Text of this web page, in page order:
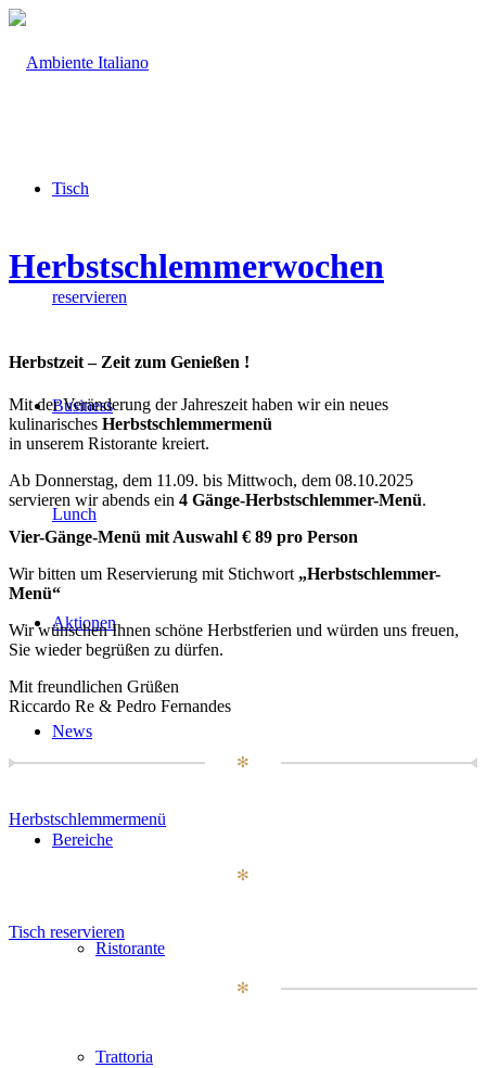
Tisch
reservieren
Business
Lunch
Aktionen
News
Bereiche
Ristorante
Trattoria
Herbstschlemmerwochen
Herbstzeit – Zeit zum Genießen !
Mit der Veränderung der Jahreszeit haben wir ein neues
kulinarisches Herbstschlemmermenü
in unserem Ristorante kreiert.
Ab Donnerstag, dem 11.09. bis Mittwoch, dem 08.10.2025
servieren wir abends ein 4 Gänge-Herbstschlemmer-Menü.
Vier-Gänge-Menü mit Auswahl € 89 pro Person
Wir bitten um Reservierung mit Stichwort „Herbstschlemmer-
Menü“
Wir wünschen Ihnen schöne Herbstferien und würden uns freuen,
Sie wieder begrüßen zu dürfen.
Mit freundlichen Grüßen
Riccardo Re & Pedro Fernandes
✻
Herbstschlemmermenü
✻
Tisch reservieren
✻